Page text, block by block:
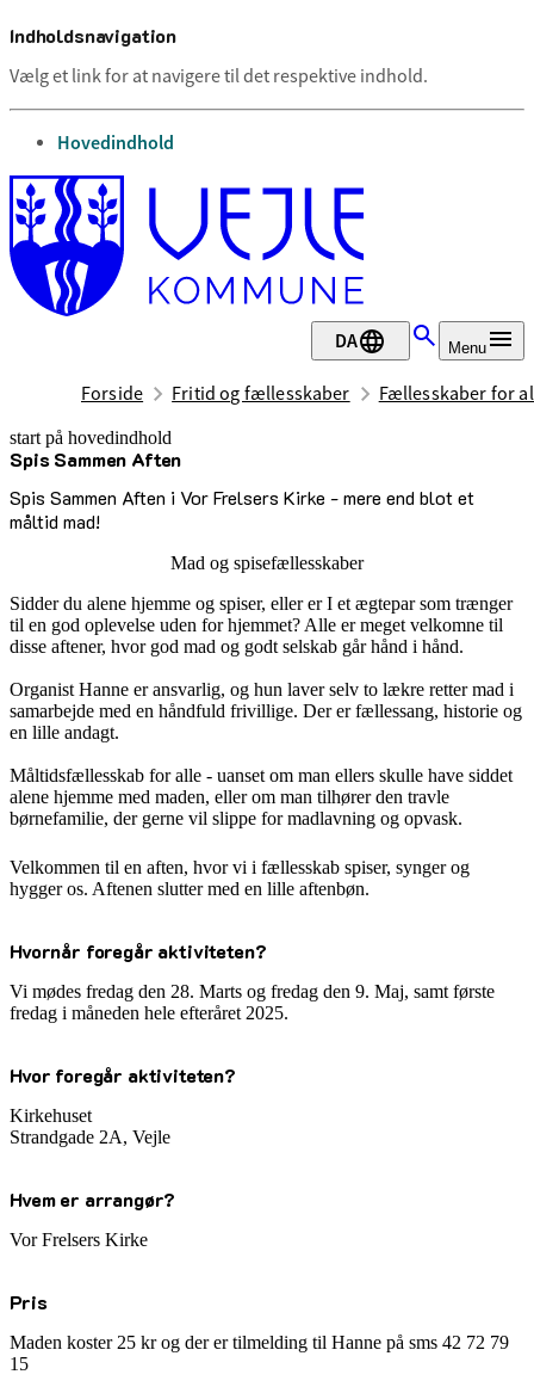
Indholdsnavigation
Vælg et link for at navigere til det respektive indhold.
gå til
Hovedindhold
DA Menu
Forside Fritid og fællesskaber Fællesskaber for
start på hovedindhold
Spis Sammen Aften
Spis Sammen Aften i Vor Frelsers Kirke - mere end blot et
måltid mad!
senest opdateret 1. juli 2026
Mad og spisefællesskaber
Sidder du alene hjemme og spiser, eller er I et ægtepar som trænger
til en god oplevelse uden for hjemmet? Alle er meget velkomne til
disse aftener, hvor god mad og godt selskab går hånd i hånd.
Organist Hanne er ansvarlig, og hun laver selv to lækre retter mad i
samarbejde med en håndfuld frivillige. Der er fællessang, historie og
en lille andagt.
Måltidsfællesskab for alle - uanset om man ellers skulle have siddet
alene hjemme med maden, eller om man tilhører den travle
børnefamilie, der gerne vil slippe for madlavning og opvask.
Velkommen til en aften, hvor vi i fællesskab spiser, synger og
hygger os. Aftenen slutter med en lille aftenbøn.
Hvornår foregår aktiviteten?
Vi mødes fredag den 28. Marts og fredag den 9. Maj, samt første
fredag i måneden hele efteråret 2025.
Hvor foregår aktiviteten?
Kirkehuset
Strandgade 2A, Vejle
Hvem er arrangør?
Vor Frelsers Kirke
Pris
Maden koster 25 kr og der er tilmelding til Hanne på sms 42 72 79
15